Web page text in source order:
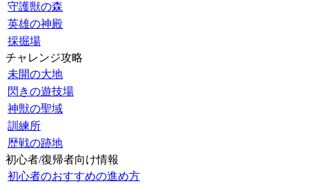
守護獣の森
英雄の神殿
採掘場
チャレンジ攻略
未開の大地
閃きの遊技場
神獣の聖域
訓練所
歴戦の跡地
初心者/復帰者向け情報
初心者のおすすめの進め方